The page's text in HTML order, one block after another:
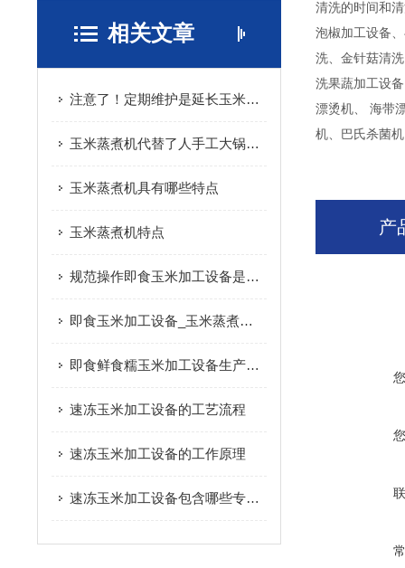
相关文章
注意了！定期维护是延长玉米蒸煮机使用寿命的关键
玉米蒸煮机代替了人手工大锅蒸煮作业
玉米蒸煮机具有哪些特点
玉米蒸煮机特点
规范操作即食玉米加工设备是保障产品加工质量与生产效率的关键
即食玉米加工设备_玉米蒸煮机|产品推荐
即食鲜食糯玉米加工设备生产过程
速冻玉米加工设备的工艺流程
速冻玉米加工设备的工作原理
速冻玉米加工设备包含哪些专业设备
清洗的时间和
泡椒加工设备
洗、金针菇清
洗果蔬加工设
漂烫机、 海带
机、巴氏杀菌
产